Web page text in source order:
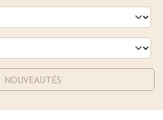
NOUVEAUTÉS